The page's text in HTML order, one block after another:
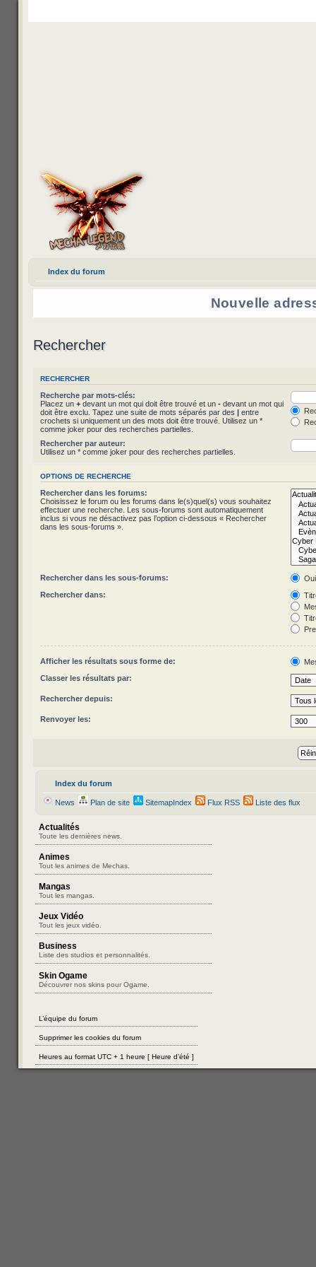
Index du forum
Nouvelle
Rechercher
RECHERCHER
Recherche par mots-clés:
Placez un + devant un mot qui doit être trouvé et un - devant un mot qui
doit être exclu. Tapez une suite de mots séparés par des | entre
crochets si uniquement un des mots doit être trouvé. Utilisez un *
comme joker pour des recherches partielles.
Rechercher par auteur:
Utilisez un * comme joker pour des recherches partielles.
OPTIONS DE RECHERCHE
Rechercher dans les forums:
Choisissez le forum ou les forums dans le(s)quel(s) vous souhaitez
effectuer une recherche. Les sous-forums sont automatiquement
inclus si vous ne désactivez pas l’option ci-dessous « Rechercher
dans les sous-forums ».
Rechercher dans les sous-forums:
Oui
Rechercher dans:
Afficher les résultats sous forme de:
Classer les résultats par:
Rechercher depuis:
Renvoyer les:
Index du forum
News Plan de site SitemapIndex Flux RSS Liste des flux
Actualités
Toute les dernières news.
Animes
Tout les animes de Mechas.
Mangas
Tout les mangas.
Jeux Vidéo
Tout les jeux vidéo.
Business
Liste des studios et personnalités.
Skin Ogame
Découvrer nos skins pour Ogame.
L’équipe du forum
Supprimer les cookies du forum
Heures au format UTC + 1 heure [ Heure d’été ]